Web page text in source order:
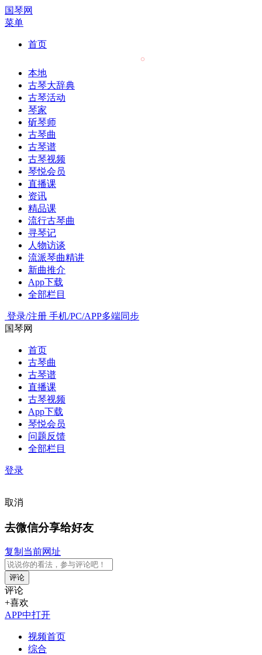
国琴网
菜单
首页
本地
古琴大辞典
古琴活动
琴家
斫琴师
古琴曲
古琴谱
古琴视频
琴悦会员
直播课
资讯
精品课
流行古琴曲
寻琴记
人物访谈
流派琴曲精讲
新曲推介
App下载
全部栏目
登录/注册 手机/PC/APP多端同步
国琴网
首页
古琴曲
古琴谱
直播课
古琴视频
App下载
琴悦会员
问题反馈
全部栏目
登录
取消
去微信分享给好友
复制当前网址
评论
评论
+喜欢
APP中打开
视频首页
综合